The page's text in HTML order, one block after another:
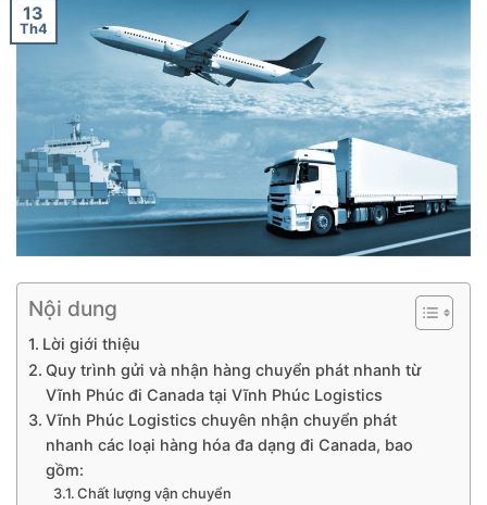
13
Th4
Nội dung
Lời giới thiệu
Quy trình gửi và nhận hàng chuyển phát nhanh từ
Vĩnh Phúc đi Canada tại Vĩnh Phúc Logistics
Vĩnh Phúc Logistics chuyên nhận chuyển phát
nhanh các loại hàng hóa đa dạng đi Canada, bao
gồm:
Chất lượng vận chuyển